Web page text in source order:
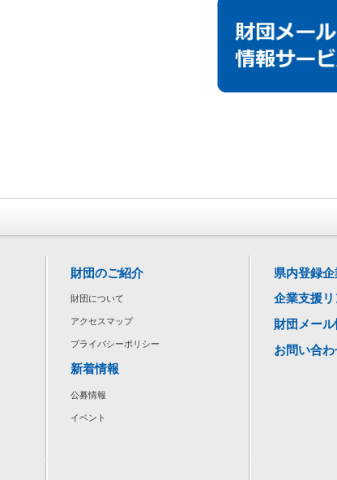
財団のご紹介
財団について
アクセスマップ
プライバシーポリシー
新着情報
公募情報
イベント
県内登録
企業支援
財団メー
お問い合わ